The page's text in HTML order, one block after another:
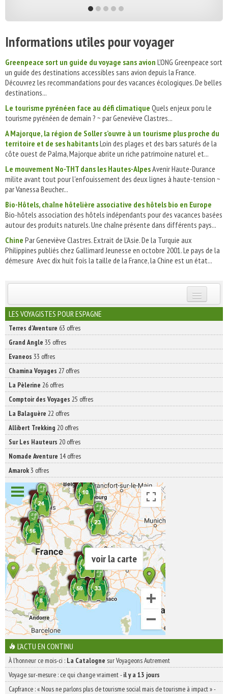
Informations utiles pour voyager
Greenpeace sort un guide du voyage sans avion L'ONG Greenpeace sort
un guide des destinations accessibles sans avion depuis la France.
Découvrez les recommandations pour des vacances écologiques. De belles
destinations...
Le tourisme pyrénéen face au défi climatique Quels enjeux poru le
tourisme pyrénéen de demain ? ~ par Geneviève Clastres...
A Majorque, la région de Soller s’ouvre à un tourisme plus proche du
territoire et de ses habitantsLoin des plages et des bars saturés de la
côte ouest de Palma, Majorque abrite un riche patrimoine naturel et...
Le mouvement No-THT dans les Hautes-AlpesAvenir Haute-Durance
milite avant tout pour l'enfouissement des deux lignes à haute-tension ~
par Vanessa Beucher...
Bio-Hôtels, chaîne hôtelière associative des hôtels bio en Europe
Bio-hôtels association des hôtels indépendants pour des vacances basées
autour des produits naturels. Une chaîne présente dans différents pays...
Chine Par Geneviève Clastres. Extrait de L'Asie. De la Turquie aux
Philippines publiés chez Gallimard Jeunesse en octobre 2001. Le pays de la
démesure Avec dix huit fois la taille de la France, la Chine est un état...
INSCRIVEZ-VOUS | ABONNEZ-VOUS
LES VOYAGISTES POUR ESPAGNE
Terres d'Aventure 63 offres
Grand Angle 35 offres
Evaneos 33 offres
Chamina Voyages 27 offres
La Pèlerine 26 offres
Comptoir des Voyages 25 offres
La Balaguère 22 offres
Allibert Trekking 20 offres
Sur Les Hauteurs 20 offres
Nomade Aventure 14 offres
Amarok3 offres
voir la carte
L'ACTU EN CONTINU
À l'honneur ce mois-ci : La Catalogne sur Voyageons Autrement
Voyage sur-mesure : ce qui change vraiment-il y a 13 jours
Capfrance : « Nous ne parlons plus de tourisme social mais de tourisme à impact »-